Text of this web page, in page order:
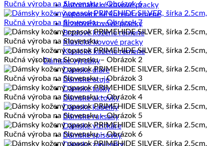
Automatické kovové pracky
Automatické kožené remene
Brzdové kovové pracky
Brzdové kožené remene
Klasické kovové pracky
Klasické kožené remene
Dámske výrobky
Dámske diáre
Dámske etuje
Dámske tašky
Dámske aktovky
Dámske kabelky
Dámske ruksaky
Dámske vizitkáre
Dámske spisovky